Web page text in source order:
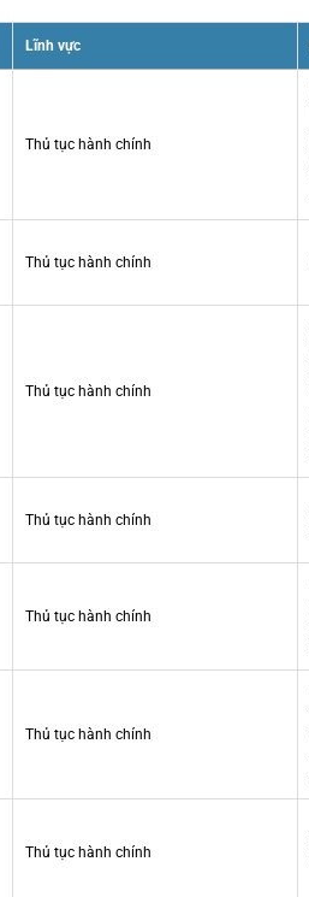
Lĩnh vực
Thủ tục hành chính
Thủ tục hành chính
Thủ tục hành chính
Thủ tục hành chính
Thủ tục hành chính
Thủ tục hành chính
Thủ tục hành chính